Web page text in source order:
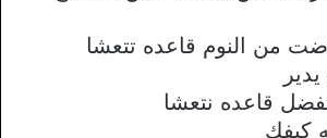
من النوم قاعده تتعشا
قاعده نتعشا
كيفك